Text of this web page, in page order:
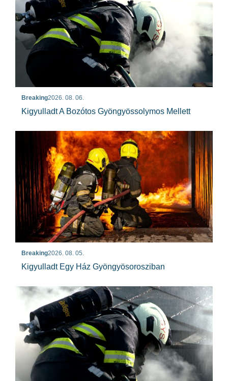
Breaking2026. 08. 06.
Kigyulladt A Bozótos Gyöngyössolymos Mellett
Breaking2026. 08. 05.
Kigyulladt Egy Ház Gyöngyösorosziban